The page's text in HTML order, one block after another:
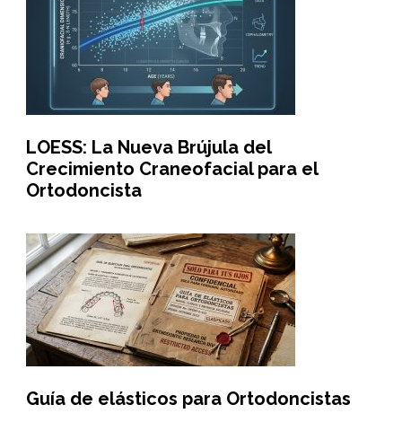
LOESS: La Nueva Brújula del
Crecimiento Craneofacial para el
Ortodoncista
Guía de elásticos para Ortodoncistas